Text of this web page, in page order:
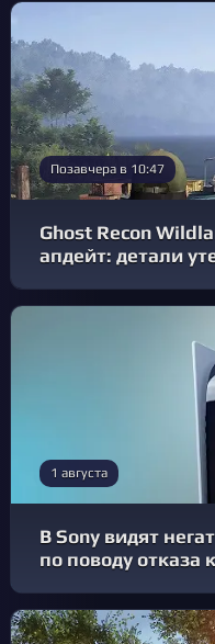
Позавчера в 10:47
Ghost Recon
апдейт: детали
1 августа
В Sony видят
по поводу отказа